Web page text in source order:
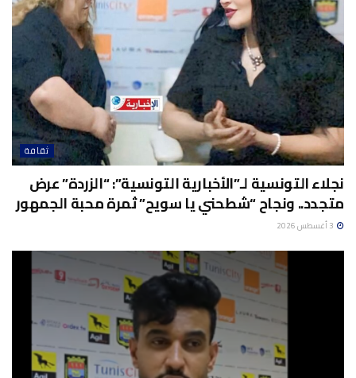
ثقافة
نجلاء التونسية لـ”الأخبارية التونسية”: “الزردة” عرض
متجدد.. ونجاح “شطحني يا سويح” ثمرة محبة الجمهور